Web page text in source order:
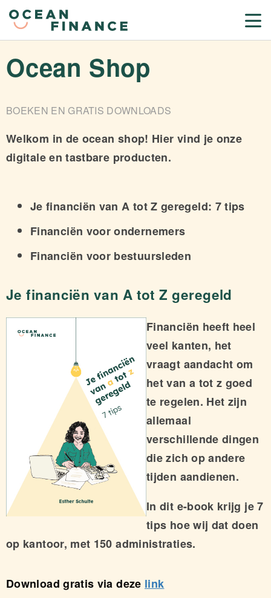
Ocean Shop
BOEKEN EN GRATIS DOWNLOADS
Welkom in de ocean shop! Hier vind je onze
digitale en tastbare producten.
Je financiën van A tot Z geregeld: 7 tips
Financiën voor ondernemers
Financiën voor bestuursleden
Je financiën van A tot Z geregeld
Financiën heeft heel
veel kanten, het
vraagt aandacht om
het van a tot z goed
te regelen. Het zijn
allemaal
verschillende dingen
die zich op andere
tijden aandienen.
In dit e-book krijg je 7
tips hoe wij dat doen
op kantoor, met 150 administraties.
Download gratis via deze link